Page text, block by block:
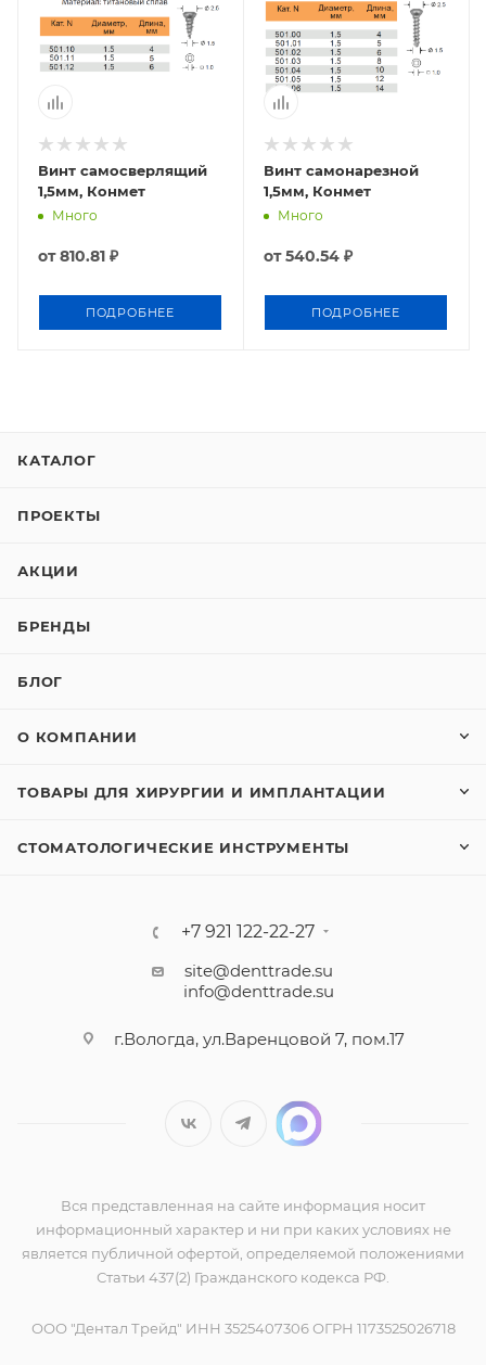
Винт самосверлящий
1,5мм, Конмет
Много
от810.81 ₽
ПОДРОБНЕЕ
Винт самонарезной
1,5мм, Конмет
Много
от540.54 ₽
ПОДРОБНЕЕ
КАТАЛОГ
ПРОЕКТЫ
АКЦИИ
БРЕНДЫ
БЛОГ
О КОМПАНИИ
ТОВАРЫ ДЛЯ ХИРУРГИИ И ИМПЛАНТАЦИИ
СТОМАТОЛОГИЧЕСКИЕ ИНСТРУМЕНТЫ
+7 921 122-22-27
site@denttrade.su
info@denttrade.su
г.Вологда, ул.Варенцовой 7, пом.17
Вся представленная на сайте информация носит
информационный характер и ни при каких условиях не
является публичной офертой, определяемой положениями
Статьи 437(2) Гражданского кодекса РФ.
ООО "Дентал Трейд" ИНН 3525407306 ОГРН 1173525026718